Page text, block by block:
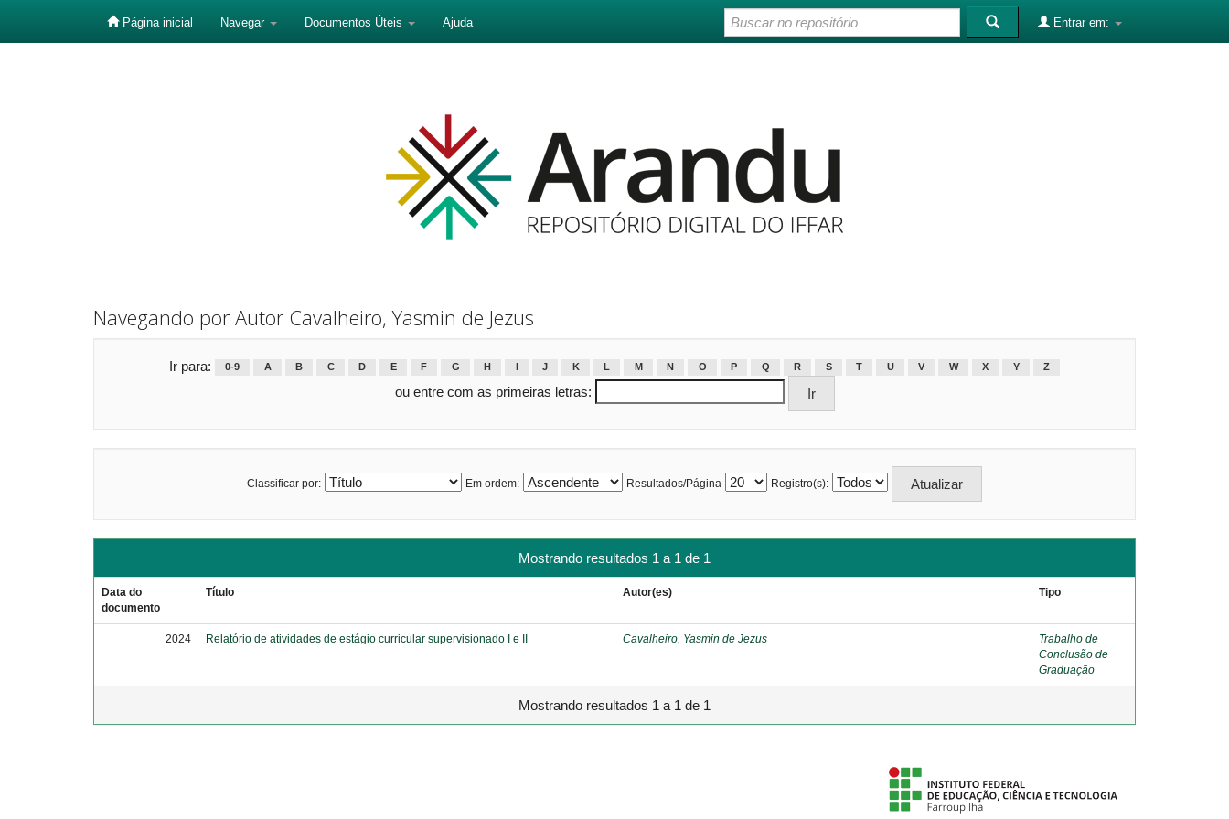
Página inicial Navegar Documentos Úteis Ajuda Entrar em:
Navegando por Autor Cavalheiro, Yasmin de Jezus
Ir para: 0-9 A B C D E F G H J K L M N O P Q R S T U V W X Y Z
ou entre com as primeiras letras:
Classificar por: Em ordem: Resultados/Página Registro(s):
Mostrando resultados 1 a 1 de 1
Data do
documento
Título Autor(es) Tipo
2024 Relatório de atividades de estágio curricular supervisionado I e II Cavalheiro, Yasmin de Jezus
Trabalho de
Conclusão de
Graduação
Mostrando resultados 1 a 1 de 1